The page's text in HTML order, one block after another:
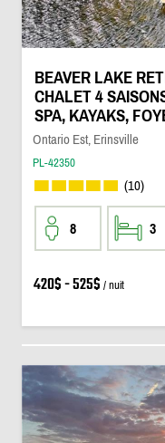
BEAVER LAKE
CHALET 4
SPA, KAYAKS,
Ontario Est, Erinsville
PL-42350
(10)
8 3
420$ - 525$ / nuit